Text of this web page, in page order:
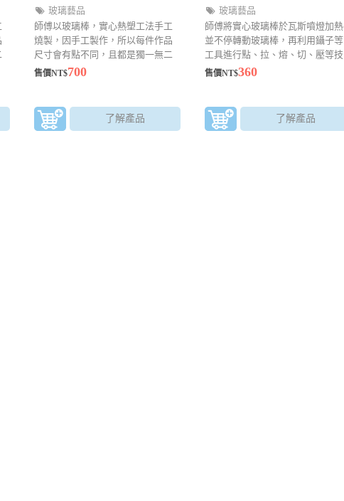
玻璃藝品
師傅以玻璃棒，實心熱塑工法手工
燒製，因手工製作，所以每件作品
尺寸會有點不同，且都是獨一無二
的創作品
售價NT$700
了解產品
玻璃藝品
師傅將實心玻璃棒於瓦斯噴燈加熱
並不停轉動玻璃棒，再利用鑷子等
工具進行點、拉、熔、切、壓等技
法來成型，可以製作精巧的玻璃藝
售價NT$360
了解產品